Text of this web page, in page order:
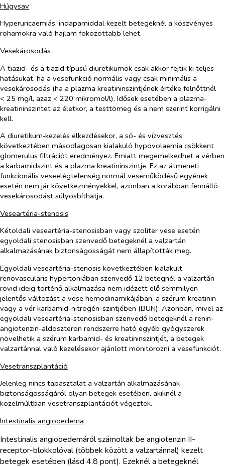
Húgysav
Hyperuricaemiás, indapamiddal kezelt betegeknél a köszvényes
rohamokra való hajlam fokozottabb lehet.
Vesekárosodás
A tiazid- és a tiazid típusú diuretikumok csak akkor fejtik ki teljes
hatásukat, ha a vesefunkció normális vagy csak minimális a
vesekárosodás (ha a plazma kreatininszintjének értéke felnőttnél
< 25 mg/l, azaz < 220 mikromol/l). Idősek esetében a plazma-
kreatininszintet az életkor, a testtömeg és a nem szerint korrigálni
kell.
A diuretikum‑kezelés elkezdésekor, a só- és vízvesztés
következtében másodlagosan kialakuló hypovolaemia csökkent
glomerulus filtrációt eredményez. Emiatt megemelkedhet a vérben
a karbamidszint és a plazma kreatininszintje. Ez az átmeneti
funkcionális veseelégtelenség normál veseműködésű egyének
esetén nem jár következményekkel, azonban a korábban fennálló
vesekárosodást súlyosbíthatja.
Veseartéria-stenosis
Kétoldali veseartéria-stenosisban vagy szoliter vese esetén
egyoldali stenosisban szenvedő betegeknél a valzartán
alkalmazásának biztonságosságát nem állapították meg.
Egyoldali veseartéria-stenosis következtében kialakult
renovascularis hypertoniában szenvedő 12 betegnél a valzartán
rövid ideig történő alkalmazása nem idézett elő semmilyen
jelentős változást a vese hemodinamikájában, a szérum kreatinin-
vagy a vér karbamid-nitrogén-szintjében (BUN). Azonban, mivel az
egyoldali veseartéria-stenosisban szenvedő betegeknél a renin-
angiotenzin-aldoszteron rendszerre ható egyéb gyógyszerek
növelhetik a szérum karbamid- és kreatininszintjét, a betegek
valzartánnal való kezelésekor ajánlott monitorozni a vesefunkciót.
Vesetranszplantáció
Jelenleg nincs tapasztalat a valzartán alkalmazásának
biztonságosságáról olyan betegek esetében, akiknél a
közelmúltban vesetranszplantációt végeztek.
Intestinalis angiooedema
Intestinalis angiooedemáról számoltak be angiotenzin II-
receptor-blokkolóval (többek között a valzartánnal) kezelt
betegek esetében (lásd 4.8 pont). Ezeknél a betegeknél